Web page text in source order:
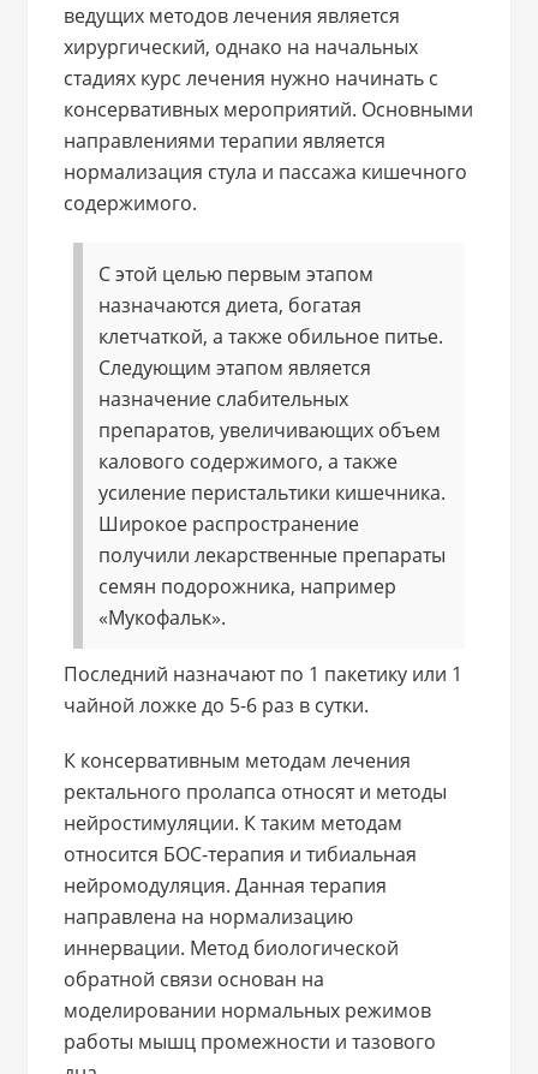
ведущих методов лечения является
хирургический, однако на начальных
стадиях курс лечения нужно начинать с
консервативных мероприятий. Основными
направлениями терапии является
нормализация стула и пассажа кишечного
содержимого.
С этой целью первым этапом
назначаются диета, богатая
клетчаткой, а также обильное питье.
Следующим этапом является
назначение слабительных
препаратов, увеличивающих объем
калового содержимого, а также
усиление перистальтики кишечника.
Широкое распространение
получили лекарственные препараты
семян подорожника, например
«Мукофальк».
Последний назначают по 1 пакетику или 1
чайной ложке до 5-6 раз в сутки.
К консервативным методам лечения
ректального пролапса относят и методы
нейростимуляции. К таким методам
относится БОС-терапия и тибиальная
нейромодуляция. Данная терапия
направлена на нормализацию
иннервации. Метод биологической
обратной связи основан на
моделировании нормальных режимов
работы мышц промежности и тазового